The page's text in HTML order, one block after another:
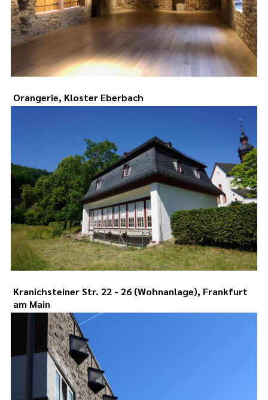
Orangerie, Kloster Eberbach
Kranichsteiner Str. 22 - 26 (Wohnanlage), Frankfurt
am Main